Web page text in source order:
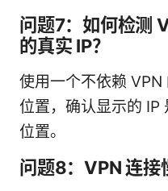
问题7：如何检测
的真实 IP？
使用一个不依赖
位置，确认显示的 IP
位置。
问题8：VPN 连接